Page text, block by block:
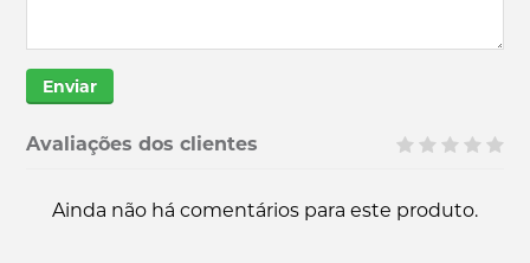
Enviar
Avaliações dos clientes
Ainda não há comentários para este produto.